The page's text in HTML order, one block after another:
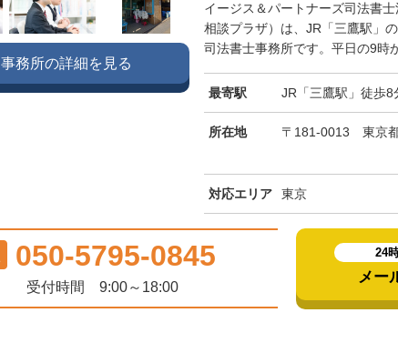
イージス＆パートナーズ司法書
相談プラザ）は、JR「三鷹駅」
司法書士事務所です。平日の9時
最寄駅 JR「三鷹駅」徒歩8
所在地 〒181-0013 東京
対応エリア 東京
事務所の詳細を見る
050-5795-0845
受付時間 9:00～18:00
24
メー